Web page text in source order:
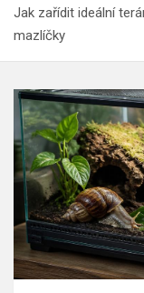
Jak zařídit ideální
mazlíčky